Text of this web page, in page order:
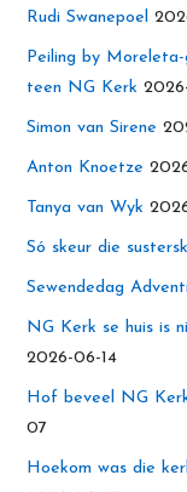
Rudi Swanepoel
Peiling by
teen NG Kerk
Simon van Sirene
Anton Knoetze
Tanya van Wyk
Só skeur die
Sewendedag
NG Kerk se huis is
2026-06-14
Hof beveel NG
07
Hoekom was die